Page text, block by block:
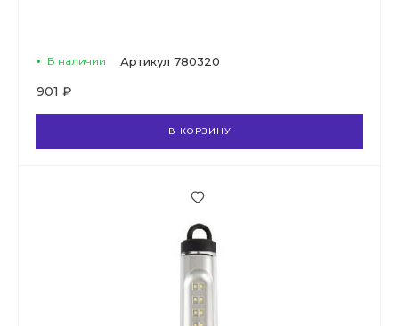
В наличии Артикул 780320
901 ₽
В КОРЗИНУ